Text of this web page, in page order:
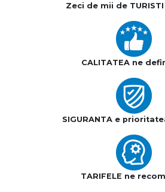
Zeci de mii de TURISTI
CALITATEA ne
SIGURANTA e
TARIFELE ne